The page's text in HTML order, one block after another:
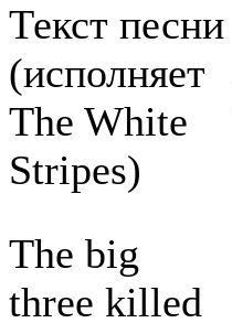
Текст песни
(исполняет
The White
Stripes)
The big
three killed